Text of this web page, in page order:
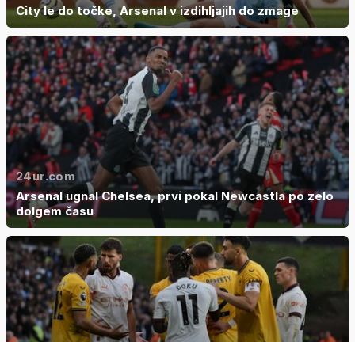
City le do točke, Arsenal v izdihljajih do zmage
24ur.com
Arsenal ugnal Chelsea, prvi pokal Newcastla po zelo
dolgem času